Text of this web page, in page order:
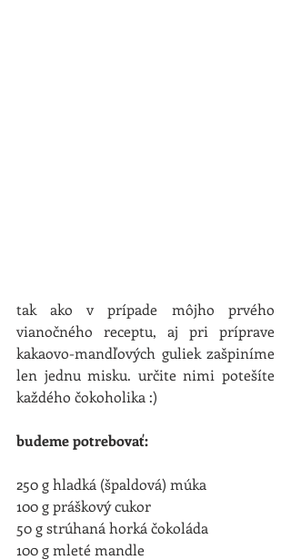
tak ako v prípade môjho prvého
vianočného receptu, aj pri príprave
kakaovo-mandľových guliek zašpiníme
len jednu misku. určite nimi potešíte
každého čokoholika :)
budeme potrebovať:
250 g hladká (špaldová) múka
100 g práškový cukor
50 g strúhaná horká čokoláda
100 g mleté mandle